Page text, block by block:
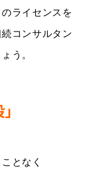
ライセンスを
コンサルタン
う。
となく